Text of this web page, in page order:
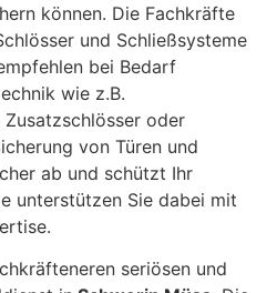
können. Die Fachkräfte
und Schließsysteme
bei Bedarf
wie z.B.
oder
von Türen und
ab und schützt Ihr
unterstützen Sie dabei mit
seriösen und